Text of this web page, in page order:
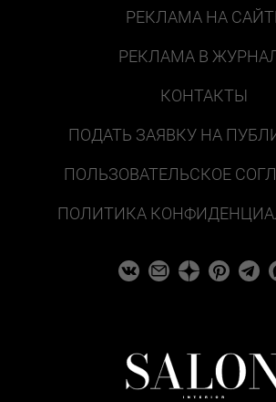
РЕКЛАМА НА
РЕКЛАМА В
КОНТАКТЫ
ПОДАТЬ ЗАЯВКУ НА
ПОЛЬЗОВАТЕЛЬСКОЕ
ПОЛИТИКА